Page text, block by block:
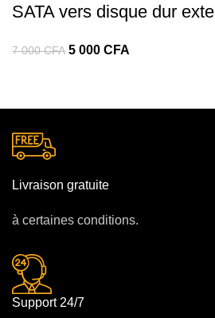
SATA vers disque dur
7 000CFA 5 000 CFA
Livraison gratuite
à certaines conditions.
Support 24/7